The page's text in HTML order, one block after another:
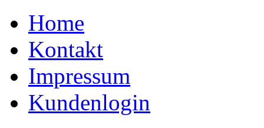
Home
Kontakt
Impressum
Kundenlogin